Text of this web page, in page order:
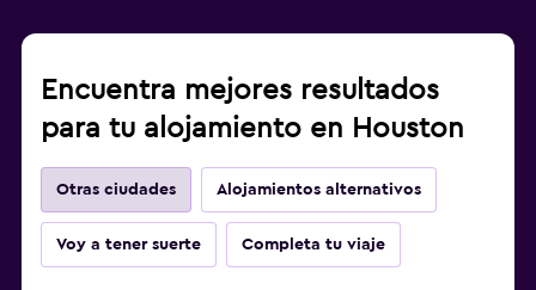
Encuentra mejores resultados
para tu alojamiento en Houston
Otras ciudades Alojamientos alternativos
Voy a tener suerte Completa tu viaje